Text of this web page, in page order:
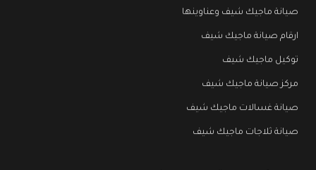
صيانة ماجيك شيف وعناوينها
ارقام صيانة ماجيك شيف
توكيل ماجيك شيف
مركز صيانة ماجيك شيف
صيانة غسالات ماجيك شيف
صيانة ثلاجات ماجيك شيف